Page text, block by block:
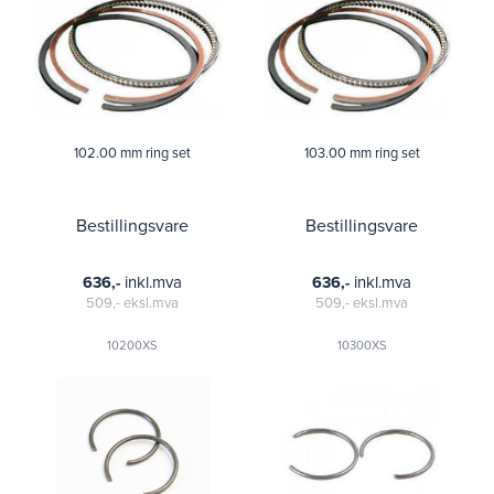
102.00 mm ring set
Bestillingsvare
10200XS
636,- inkl.mva
509,-eksl.mva
103.00 mm ring set
Bestillingsvare
10300XS
636,- inkl.mva
509,-eksl.mva